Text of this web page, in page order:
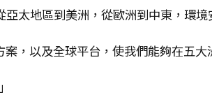
太地區到美洲，從歐洲到中東，環
，以及全球平台，使我們能夠在五